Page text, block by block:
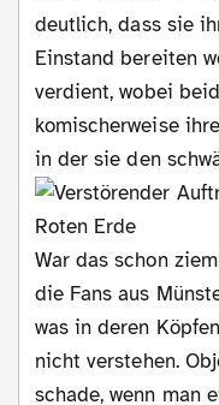
deutlich, dass sie
Einstand bereiten
verdient, wobei
komischerweise
in der sie den
War das schon
die Fans aus
was in deren
nicht verstehen.
schade, wenn man